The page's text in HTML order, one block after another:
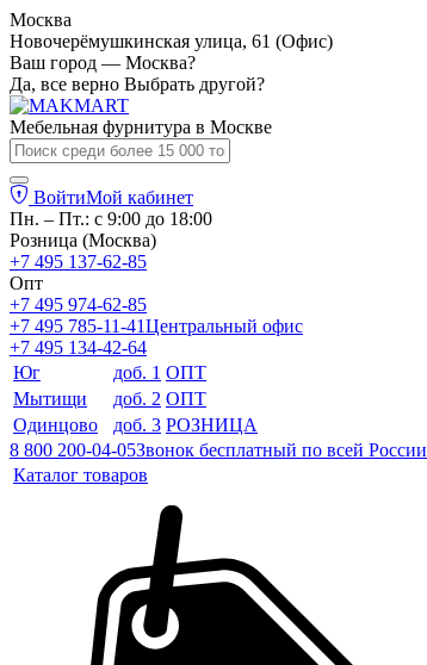
Москва
Новочерёмушкинская улица, 61 (Офис)
Ваш город — Москва?
Да, все верно Выбрать другой?
Мебельная фурнитура в Москве
ВойтиМой кабинет
Пн. – Пт.: с 9:00 до 18:00
Розница (Москва)
+7 495 137-62-85
Опт
+7 495 974-62-85
+7 495 785-11-41Центральный офис
+7 495 134-42-64
Юг
доб. 1 ОПТ
Мытищи
доб. 2 ОПТ
Одинцово
доб. 3 РОЗНИЦА
8 800 200-04-05Звонок бесплатный по всей России
Каталог товаров